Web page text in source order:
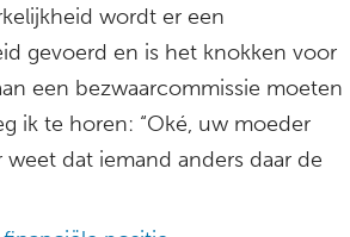
wordt er een
gevoerd en is het knokken voor
een bezwaarcommissie moeten
ik te horen: “Oké, uw moeder
weet dat iemand anders daar de